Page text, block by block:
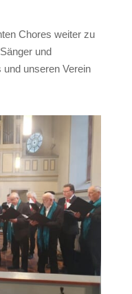
Chores weiter zu
und
und unseren Verein